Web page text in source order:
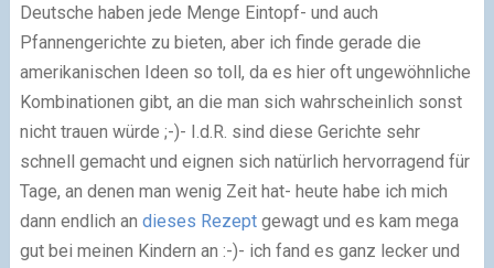
Deutsche haben jede Menge Eintopf- und auch
Pfannengerichte zu bieten, aber ich finde gerade die
amerikanischen Ideen so toll, da es hier oft ungewöhnliche
Kombinationen gibt, an die man sich wahrscheinlich sonst
nicht trauen würde ;-)- I.d.R. sind diese Gerichte sehr
schnell gemacht und eignen sich natürlich hervorragend für
Tage, an denen man wenig Zeit hat- heute habe ich mich
dann endlich an dieses Rezeptgewagt und es kam mega
gut bei meinen Kindern an :-)- ich fand es ganz lecker und